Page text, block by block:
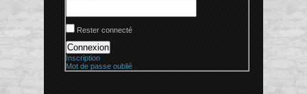
Rester connecté
Connexion
Inscription
Mot de passe oublié